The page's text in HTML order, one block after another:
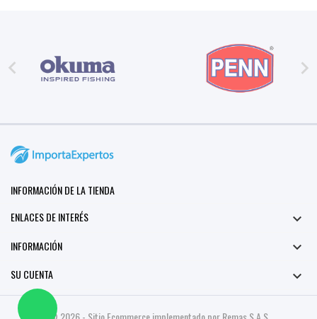
 
INFORMACIÓN DE LA TIENDA
ENLACES DE INTERÉS

INFORMACIÓN 
SU CUENTA 